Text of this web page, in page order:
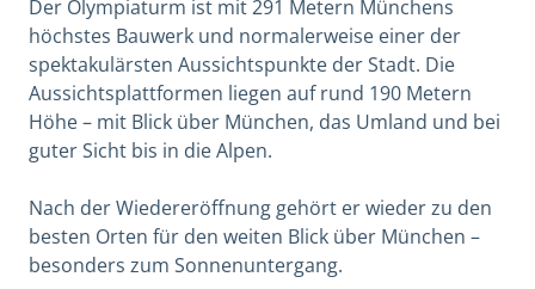
Der Olympiaturm ist mit 291 Metern Münchens
höchstes Bauwerk und normalerweise einer der
spektakulärsten Aussichtspunkte der Stadt. Die
Aussichtsplattformen liegen auf rund 190 Metern
Höhe – mit Blick über München, das Umland und bei
guter Sicht bis in die Alpen.
Nach der Wiedereröffnung gehört er wieder zu den
besten Orten für den weiten Blick über München –
besonders zum Sonnenuntergang.